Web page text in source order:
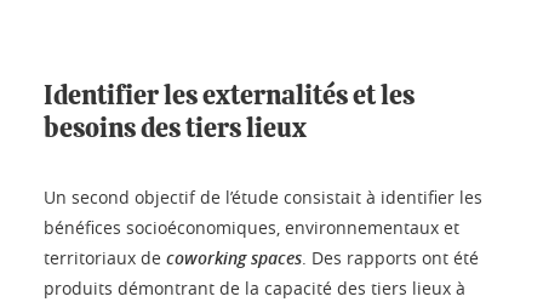
Identifier les externalités et les
besoins des tiers lieux
Un second objectif de l’étude consistait à identifier les
bénéfices socioéconomiques, environnementaux et
territoriaux de coworking spaces. Des rapports ont été
produits démontrant de la capacité des tiers lieux à